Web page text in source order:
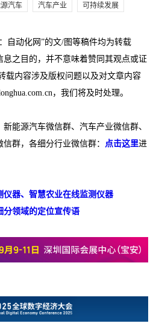
汽车 汽车产业
可持续发展
自动化网”的文/图等稿件均为转载
之目的，并不意味着赞同其观点或证
载内容涉及版权问题以及对文章内容
，我们将及时处理。
能源汽车微信群、汽车产业微信群、
群，各细分行业微信群： 点击这里进
器、智慧农业在线监测仪器
分领域的定位宣传语